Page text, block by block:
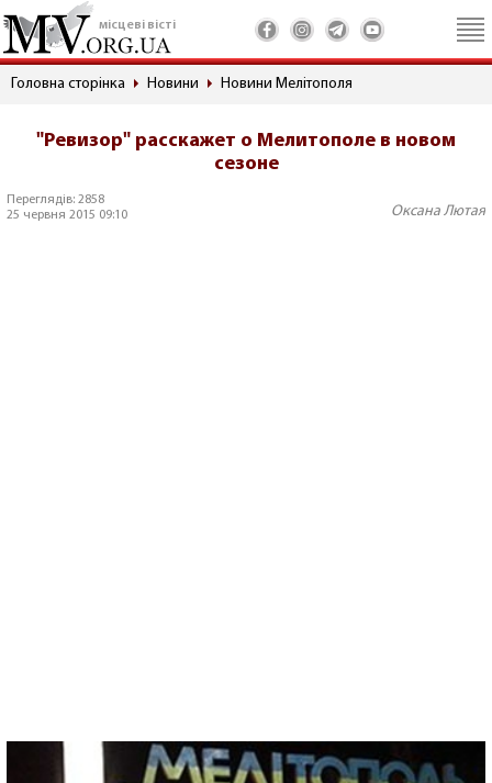
місцеві вісті
Головна сторінка Новини Новини Мелітополя
"Ревизор" расскажет о Мелитополе в новом
сезоне
Переглядів: 2858
25 червня 2015 09:10
Оксана Лютая